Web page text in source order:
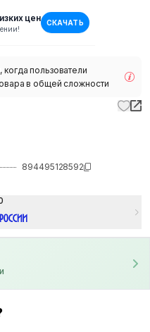
цен СКАЧАТЬ
пользователи
в общей сложности
894495128592